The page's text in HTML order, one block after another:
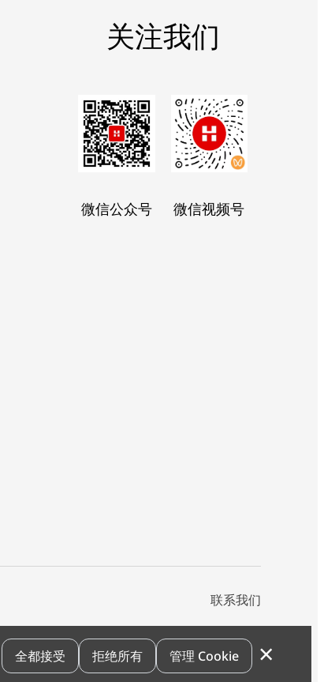
全都接受 拒绝所有 管理 Cookie ×
关注我们
微信公众号 微信视频号
联系我们
您的隐私选项 霍尼韦尔科技Cookie通知退订 漏洞报告